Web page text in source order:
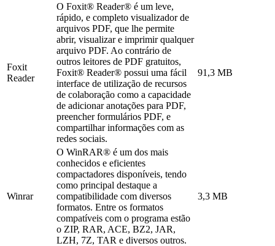
Foxit
Reader
O Foxit® Reader® é um leve,
rápido, e completo visualizador de
arquivos PDF, que lhe permite
abrir, visualizar e imprimir qualquer
arquivo PDF. Ao contrário de
outros leitores de PDF gratuitos,
Foxit® Reader® possui uma fácil
interface de utilização de recursos
de colaboração como a capacidade
de adicionar anotações para PDF,
preencher formulários PDF, e
compartilhar informações com as
redes sociais.
91,3 MB
Winrar
O WinRAR® é um dos mais
conhecidos e eficientes
compactadores disponíveis, tendo
como principal destaque a
compatibilidade com diversos
formatos. Entre os formatos
compatíveis com o programa estão
o ZIP, RAR, ACE, BZ2, JAR,
LZH, 7Z, TAR e diversos outros.
3,3 MB